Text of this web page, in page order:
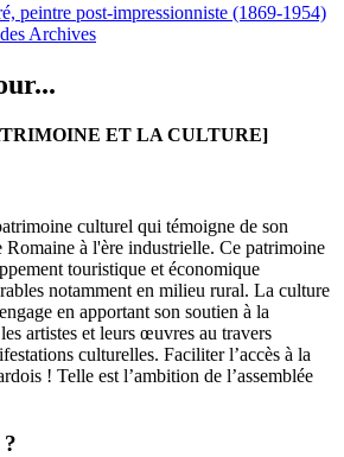
peintre post-impressionniste (1869-1954)
Archives
ET LA CULTURE]
culturel qui témoigne de son
Romaine à l'ère industrielle. Ce patrimoine
touristique et économique
notamment en milieu rural. La culture
en apportant son soutien à la
artistes et leurs œuvres au travers
culturelles. Faciliter l’accès à la
! Telle est l’ambition de l’assemblée